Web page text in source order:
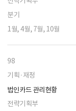
분기
1월, 4월, 7월, 10월
98
기획·재정
법인카드 관리현황
전략기획부